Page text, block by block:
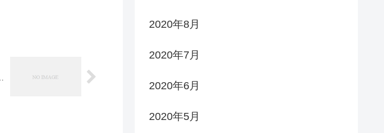
2020年8月
2020年7月
2020年6月
2020年5月